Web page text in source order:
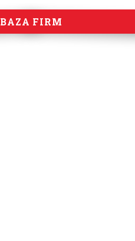
BAZA FIRM